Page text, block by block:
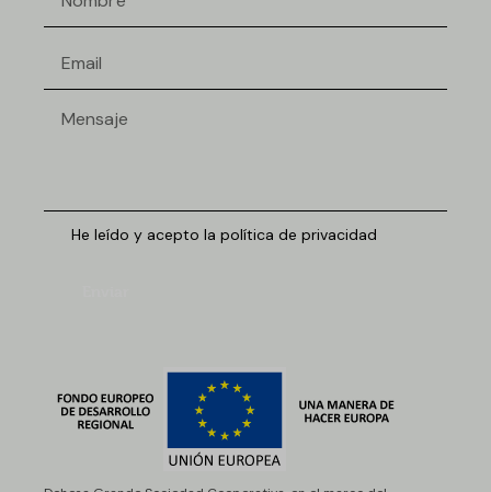
He leído y acepto la política de privacidad